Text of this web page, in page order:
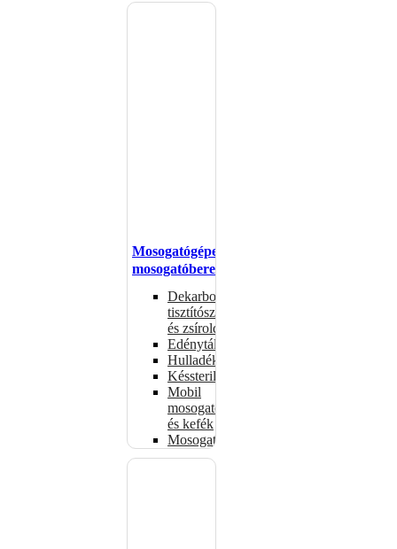
Mosogatógépek,
mosogatóberendezések
Dekarbonizáló
tisztítószerek
és zsíroldók
Edénytálcák
Hulladékdarálók
Késsterilizátorok
Mobil
mosogatók
és kefék
Mosogatógépkosarak